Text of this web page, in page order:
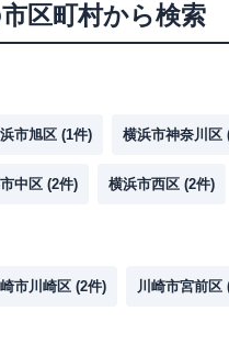
区町村から検索
市旭区 (1件) 横浜市神奈川区
中区 (2件) 横浜市西区 (2件)
市川崎区 (2件) 川崎市宮前区